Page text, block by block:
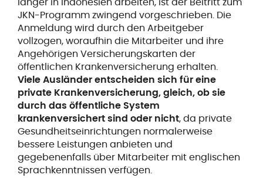
JKN-Programm zwingend vorgeschrieben. Die
Anmeldung wird durch den Arbeitgeber
vollzogen, woraufhin die Mitarbeiter und ihre
Angehörigen Versicherungskarten der
öffentlichen Krankenversicherung erhalten.
Viele Ausländer entscheiden sich für eine
private Krankenversicherung, gleich, ob sie
durch das öffentliche System
krankenversichert sind oder nicht, da private
Gesundheitseinrichtungen normalerweise
bessere Leistungen anbieten und
gegebenenfalls über Mitarbeiter mit englischen
Sprachkenntnissen verfügen.